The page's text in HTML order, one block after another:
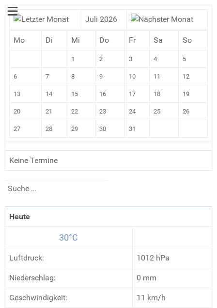
Juli 2026
Mo Di Mi Do Fr Sa So
1 2 3 4 5
6 7 8 9 10 11 12
13 14 15 16 17 18 19
20 21 22 23 24 25 26
27 28 29 30 31
Keine Termine
Suchen
Heute
30°C
Luftdruck: 1012 hPa
Niederschlag: 0 mm
Geschwindigkeit: 11 km/h